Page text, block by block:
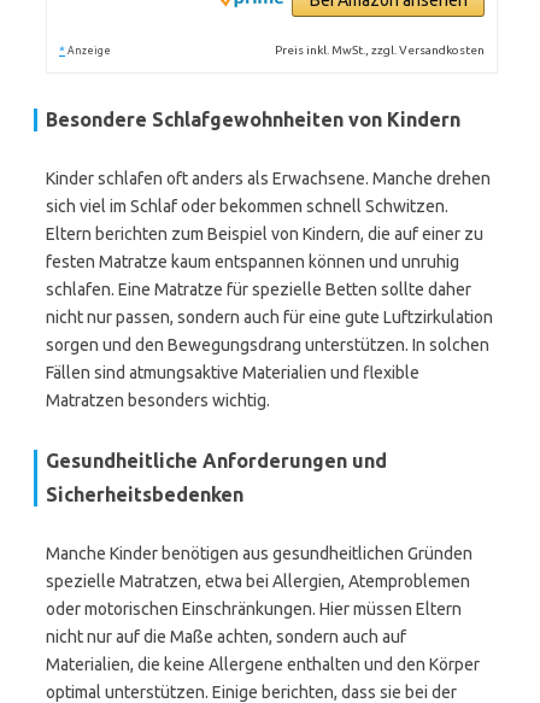
* Anzeige Preis inkl. MwSt., zzgl. Versandkosten
Besondere Schlafgewohnheiten von Kindern
Kinder schlafen oft anders als Erwachsene. Manche drehen
sich viel im Schlaf oder bekommen schnell Schwitzen.
Eltern berichten zum Beispiel von Kindern, die auf einer zu
festen Matratze kaum entspannen können und unruhig
schlafen. Eine Matratze für spezielle Betten sollte daher
nicht nur passen, sondern auch für eine gute Luftzirkulation
sorgen und den Bewegungsdrang unterstützen. In solchen
Fällen sind atmungsaktive Materialien und flexible
Matratzen besonders wichtig.
Gesundheitliche Anforderungen und
Sicherheitsbedenken
Manche Kinder benötigen aus gesundheitlichen Gründen
spezielle Matratzen, etwa bei Allergien, Atemproblemen
oder motorischen Einschränkungen. Hier müssen Eltern
nicht nur auf die Maße achten, sondern auch auf
Materialien, die keine Allergene enthalten und den Körper
optimal unterstützen. Einige berichten, dass sie bei der